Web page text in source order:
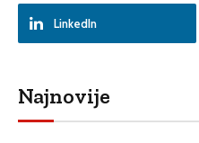
LinkedIn
Najnovije